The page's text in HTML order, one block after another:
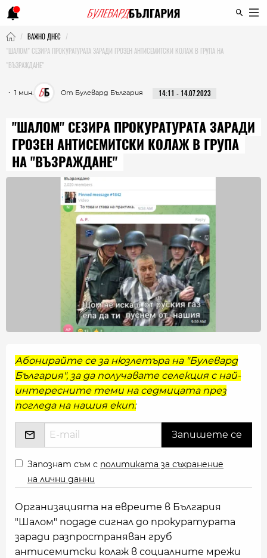
ВАЖНО ДНЕС
"ШАЛОМ" СЕЗИРА ПРОКУРАТУРАТА ЗАРАДИ ГРОЗЕН АНТИСЕМИТСКИ КОЛАЖ В ГРУПА НА
"ВЪЗРАЖДАНЕ"
・ 1 мин. От Булевард България 14:11 - 14.07.2023
"ШАЛОМ" СЕЗИРА ПРОКУРАТУРАТА ЗАРАДИ
ГРОЗЕН АНТИСЕМИТСКИ КОЛАЖ В ГРУПА
НА "ВЪЗРАЖДАНЕ"
Абонирайте се за нюзлетъра на "Булевард
България", за да получавате селекция с най-
интересните теми на седмицата през
погледа на нашия екип:
Запознат съм с политиката за съхранение
на лични данни
Организацията на евреите в България
"Шалом" подаде сигнал до прокуратурата
заради разпространяван груб
антисемитски колаж в социалните мрежи